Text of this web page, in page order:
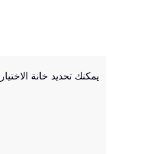
عند تحديدك لهذه الأداة، يظهر مربع حوار لتذكيرك بأنها لا تدعم حسابات IMAP وExchange. يمكنك تحديد خانة الاختيار